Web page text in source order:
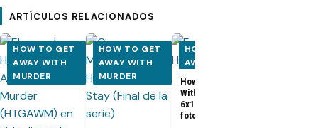
ARTÍCULOS RELACIONADOS
HOW TO GET
AWAY WITH
MURDER
HOW TO GET
AWAY WITH
MURDER
HOW TO GET
AWAY WITH
MURDER
How to Get Away
With Murder
6x14: Promo,
fotos y sinopsis